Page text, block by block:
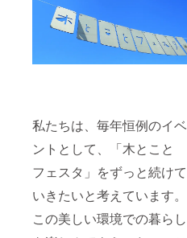
私たちは、毎年恒例のイベ
ントとして、「木とこと
フェスタ」をずっと続けて
いきたいと考えています。
この美しい環境での暮らし